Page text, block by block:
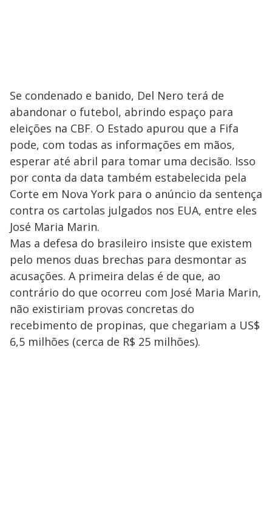
Se condenado e banido, Del Nero terá de
abandonar o futebol, abrindo espaço para
eleições na CBF. O Estado apurou que a Fifa
pode, com todas as informações em mãos,
esperar até abril para tomar uma decisão. Isso
por conta da data também estabelecida pela
Corte em Nova York para o anúncio da sentença
contra os cartolas julgados nos EUA, entre eles
José Maria Marin.
Mas a defesa do brasileiro insiste que existem
pelo menos duas brechas para desmontar as
acusações. A primeira delas é de que, ao
contrário do que ocorreu com José Maria Marin,
não existiriam provas concretas do
recebimento de propinas, que chegariam a US$
6,5 milhões (cerca de R$ 25 milhões).